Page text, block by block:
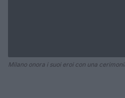
Milano onora i suoi eroi con una